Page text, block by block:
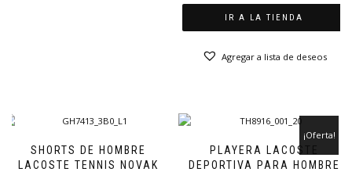
IR A LA TIENDA
Agregar a lista de deseos
SHORTS DE HOMBRE
LACOSTE TENNIS NOVAK
PLAYERA LACOSTE
DEPORTIVA PARA HOMBRE
¡Oferta!